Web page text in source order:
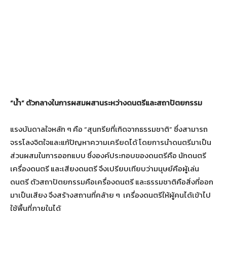
“น้ำ” ตัวกลางในการผสมผสานระหว่างดนตรีและสถาปัตยกรรม
แรงบันดาลใจหลัก ๆ คือ “สุนทรียที่เกิดจากธรรมชาติ” ซึ่งสามารถ
จรรโลงจิตใจและแก้ปัญหาความเครียดได้ โดยการนำดนตรีมาเป็น
ส่วนผสมในการออกแบบ ซึ่งองค์ประกอบของดนตรีคือ นักดนตรี
เครื่องดนตรี และเสียงดนตรี จึงเปรียบเทียบว่ามนุษย์คือผู้เล่น
ดนตรี ตัวสถาปัตยกรรมคือเครื่องดนตรี และธรรมชาติคือสิ่งที่ออก
มาเป็นเสียง จึงสร้างสถานที่คล้าย ๆ เครื่องดนตรีให้ผู้คนได้เข้าไป
ใช้พื้นที่ภายในได้